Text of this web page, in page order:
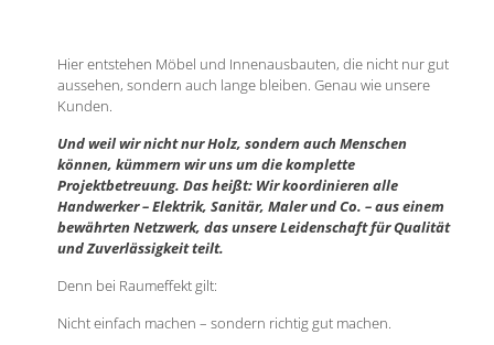
Hier entstehen Möbel und Innenausbauten, die nicht nur gut
aussehen, sondern auch lange bleiben. Genau wie unsere
Kunden.
Und weil wir nicht nur Holz, sondern auch Menschen
können, kümmern wir uns um die komplette
Projektbetreuung. Das heißt: Wir koordinieren alle
Handwerker – Elektrik, Sanitär, Maler und Co. – aus einem
bewährten Netzwerk, das unsere Leidenschaft für Qualität
und Zuverlässigkeit teilt.
Denn bei Raumeffekt gilt:
Nicht einfach machen – sondern richtig gut machen.